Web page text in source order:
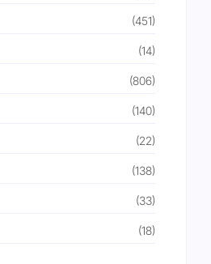
(451)
(14)
(806)
(140)
(22)
(138)
(33)
(18)